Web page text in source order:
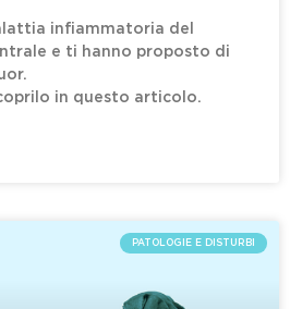
infiammatoria del
e ti hanno proposto di
in questo articolo.
PATOLOGIE E DISTURBI